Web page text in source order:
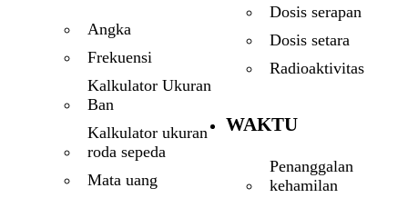
Angka
Frekuensi
Kalkulator Ukuran
Ban
Kalkulator ukuran
roda sepeda
Mata uang
Dosis serapan
Dosis setara
Radioaktivitas
WAKTU
Penanggalan
kehamilan